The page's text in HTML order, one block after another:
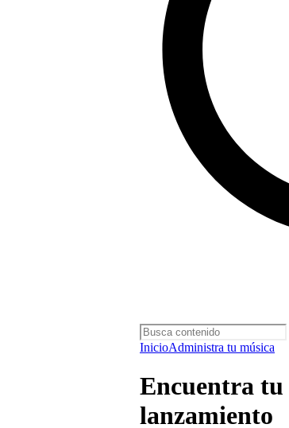
InicioAdministra tu música
Encuentra
lanzamiento